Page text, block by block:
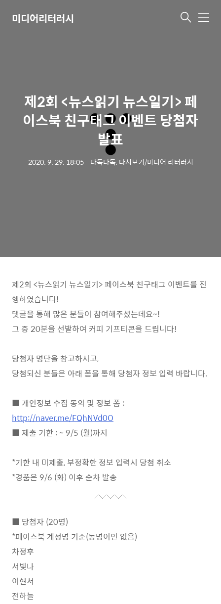
미디어리터러시 메
제2회 <뉴스읽기 뉴스일기> 페
이스북 친구태그 이벤트 당첨자
발표
2020. 9. 29. 18:05ㆍ 다독다독, 다시보기/미디어 리터러시
제2회 <뉴스읽기 뉴스일기> 페이스북 친구태그 이벤트를 진
행하였습니다!
댓글을 통해 많은 분들이 참여해주셨는데요~!
그 중 20분을 선발하여 커피 기프티콘을 드립니다!
당첨자 명단을 참고하시고,
당첨되신 분들은 아래 폼을 통해 당첨자 정보 입력 바랍니다.
■ 개인정보 수집 동의 및 정보 폼 :
http://naver.me/FQhNVd0O
■ 제출 기한 : ~ 9/5 (월)까지
*기한 내 미제출, 부정확한 정보 입력시 당첨 취소
*경품은 9/6 (화) 이후 순차 발송
■ 당첨자 (20명)
*페이스북 계정명 기준(동명이인 없음)
차정후
서빛나
이현서
전하늘